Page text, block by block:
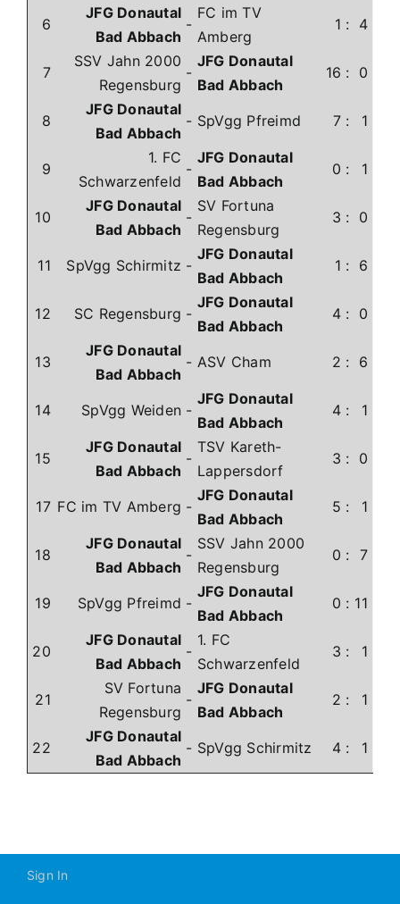
6
JFG Donautal
Bad Abbach
-
FC im TV
Amberg
1 : 4
7
SSV Jahn 2000
Regensburg
-
JFG Donautal
Bad Abbach
16 : 0
8
JFG Donautal
Bad Abbach
- SpVgg Pfreimd 7 : 1
9
1. FC
Schwarzenfeld
-
JFG Donautal
Bad Abbach
0 : 1
10
JFG Donautal
Bad Abbach
-
SV Fortuna
Regensburg
3 : 0
11 SpVgg Schirmitz -
JFG Donautal
Bad Abbach
1 : 6
12 SC Regensburg -
JFG Donautal
Bad Abbach
4 : 0
13
JFG Donautal
Bad Abbach
- ASV Cham 2 : 6
14 SpVgg Weiden -
JFG Donautal
Bad Abbach
4 : 1
15
JFG Donautal
Bad Abbach
-
TSV Kareth-
Lappersdorf
3 : 0
17 FC im TV Amberg -
JFG Donautal
Bad Abbach
5 : 1
18
JFG Donautal
Bad Abbach
-
SSV Jahn 2000
Regensburg
0 : 7
19 SpVgg Pfreimd -
JFG Donautal
Bad Abbach
0 : 11
20
JFG Donautal
Bad Abbach
-
1. FC
Schwarzenfeld
3 : 1
21
SV Fortuna
Regensburg
-
JFG Donautal
Bad Abbach
2 : 1
22
JFG Donautal
Bad Abbach
- SpVgg Schirmitz 4 : 1
Sign In